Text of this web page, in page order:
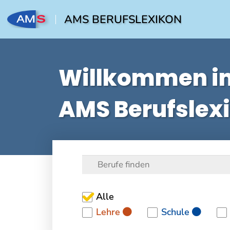
AMS BERUFSLEXIKON
Willkommen
AMS
Alle
Lehre
Schule